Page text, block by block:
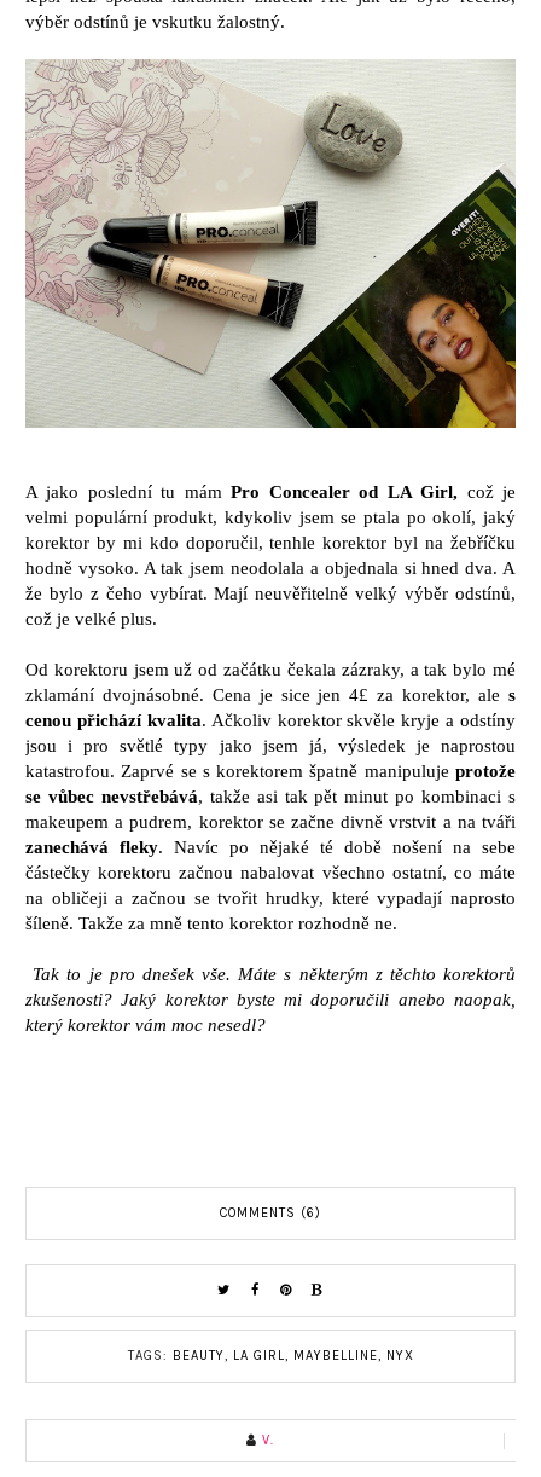
výběr odstínů je vskutku žalostný.
A jako poslední tu mámPro Concealer od LA Girl, což je
velmi populární produkt, kdykoliv jsem se ptala po okolí, jaký
korektor by mi kdo doporučil, tenhle korektor byl na žebříčku
hodně vysoko. A tak jsem neodolala a objednala si hned dva. A
že bylo z čeho vybírat. Mají neuvěřitelně velký výběr odstínů,
což je velké plus.
Od korektoru jsem už od začátku čekala zázraky, a tak bylo mé
zklamání dvojnásobné. Cena je sice jen 4£ za korektor, ale s
cenou přichází kvalita. Ačkoliv korektor skvěle kryje a odstíny
jsou i pro světlé typy jako jsem já, výsledek je naprostou
katastrofou. Zaprvé se s korektorem špatně manipuluje protože
se vůbec nevstřebává, takže asi tak pět minut po kombinaci s
makeupem a pudrem, korektor se začne divně vrstvit a na tváři
zanechává fleky. Navíc po nějaké té době nošení na sebe
částečky korektoru začnou nabalovat všechno ostatní, co máte
na obličeji a začnou se tvořit hrudky, které vypadají naprosto
šíleně. Takže za mně tento korektor rozhodně ne.
Tak to je pro dnešek vše. Máte s některým z těchto korektorů
zkušenosti? Jaký korektor byste mi doporučili anebo naopak,
který korektor vám moc nesedl?
COMMENTS (6)
TAGS: BEAUTY, LA GIRL, MAYBELLINE, NYX
V.